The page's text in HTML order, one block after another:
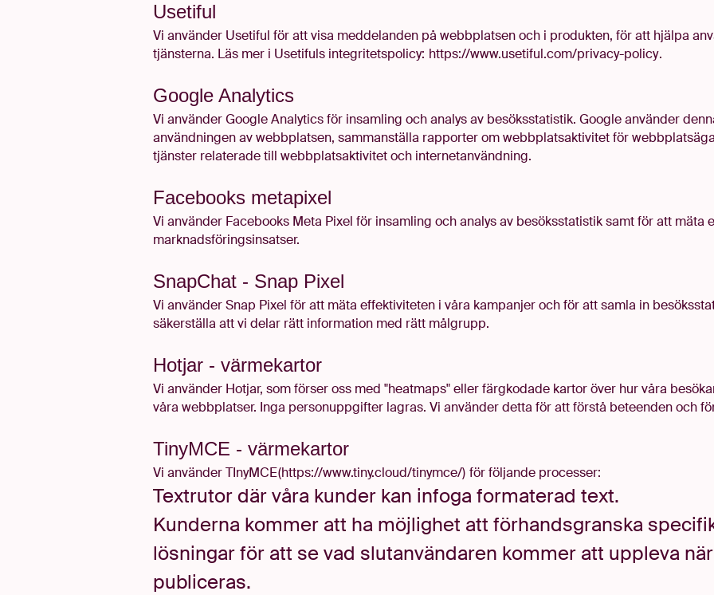
Usetiful
Vi använder Usetiful för att visa meddelanden på webbplatsen och i produkten, för att hjälpa
tjänsterna. Läs mer i Usetifuls integritetspolicy: https://www.usetiful.com/privacy-policy.
Google Analytics
Vi använder Google Analytics för insamling och analys av besöksstatistik. Google använder
användningen av webbplatsen, sammanställa rapporter om webbplatsaktivitet för
tjänster relaterade till webbplatsaktivitet och internetanvändning.
Facebooks metapixel
Vi använder Facebooks Meta Pixel för insamling och analys av besöksstatistik samt för att mäta
marknadsföringsinsatser.
SnapChat - Snap Pixel
Vi använder Snap Pixel för att mäta effektiviteten i våra kampanjer och för att samla in
säkerställa att vi delar rätt information med rätt målgrupp.
Hotjar - värmekartor
Vi använder Hotjar, som förser oss med "heatmaps" eller färgkodade kartor över hur våra
våra webbplatser. Inga personuppgifter lagras. Vi använder detta för att förstå beteenden och
TinyMCE - värmekartor
Vi använder TInyMCE(https://www.tiny.cloud/tinymce/) för följande processer:
Textrutor där våra kunder kan infoga formaterad text.
Kunderna kommer att ha möjlighet att förhandsgranska
lösningar för att se vad slutanvändaren kommer att uppleva
publiceras.